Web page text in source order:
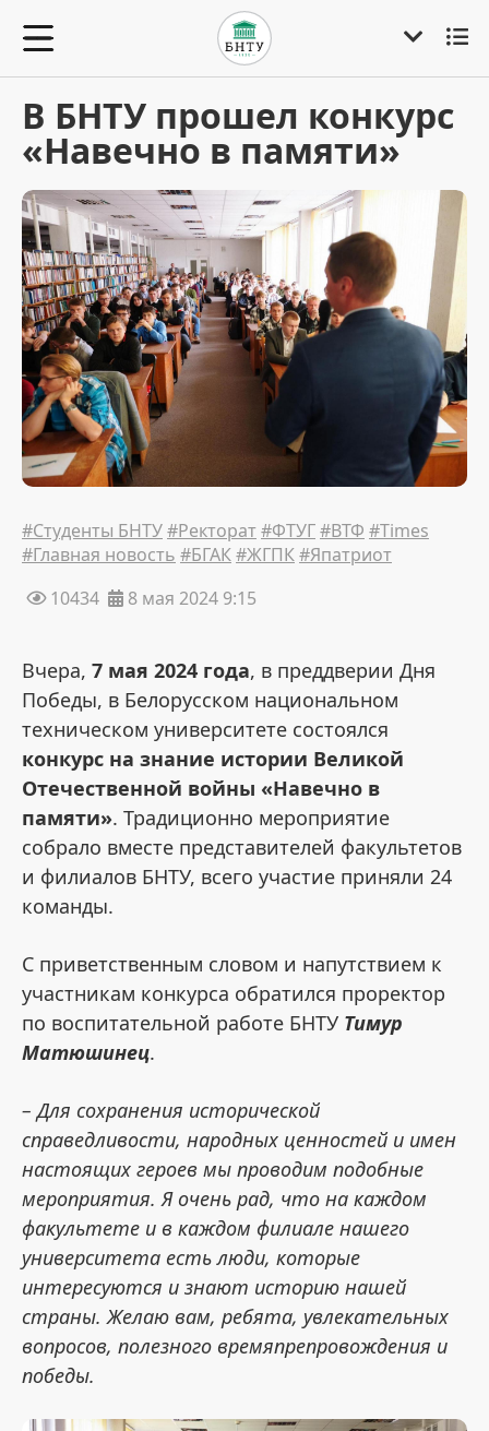
В БНТУ прошел конкурс
«Навечно в памяти»
#Студенты БНТУ#Ректорат#ФТУГ#ВТФ #Times
#Главная новость #БГАК#ЖГПК#Япатриот
10434
8 мая 2024 9:15
Вчера, 7 мая 2024 года, в преддверии Дня
Победы, в Белорусском национальном
техническом университете состоялся
конкурс на знание истории Великой
Отечественной войны «Навечно в
памяти». Традиционно мероприятие
собрало вместе представителей факультетов
и филиалов БНТУ, всего участие приняли 24
команды.
С приветственным словом и напутствием к
участникам конкурса обратился проректор
по воспитательной работе БНТУ Тимур
Матюшинец.
– Для сохранения исторической
справедливости, народных ценностей и имен
настоящих героев мы проводим подобные
мероприятия. Я очень рад, что на каждом
факультете и в каждом филиале нашего
университета есть люди, которые
интересуются и знают историю нашей
страны. Желаю вам, ребята, увлекательных
вопросов, полезного времяпрепровождения и
победы.